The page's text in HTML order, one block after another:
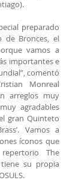
preparado
Bronces, el
vamos a
importantes e
comentó
Monreal
arreglos muy
agradables
gran Quinteto
Vamos a
íconos que
The
su propia